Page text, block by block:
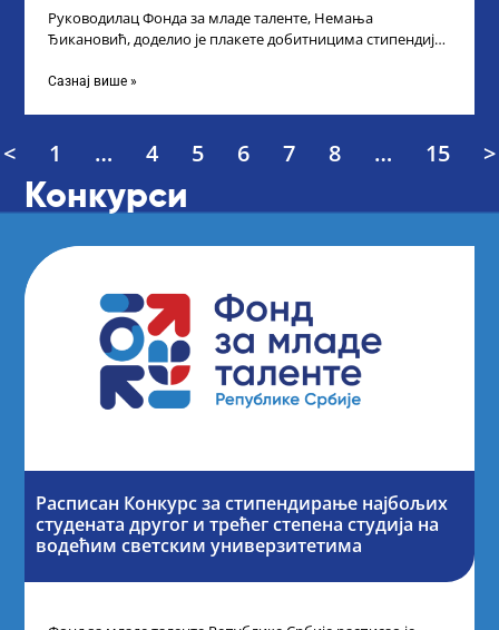
Руководилац Фонда за младе таленте, Немања
Ђикановић, доделио је плакете добитницима стипендије
Сазнај више »
< 1 … 4 5 6 7 8 … 15 >
Конкурси
Расписан Конкурс за стипендирање најбољих
студената другог и трећег степена студија на
водећим светским универзитетима